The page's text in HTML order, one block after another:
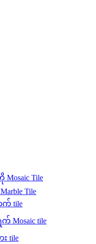
Tile
Tile
က် tile
Mosaic tile
း tile